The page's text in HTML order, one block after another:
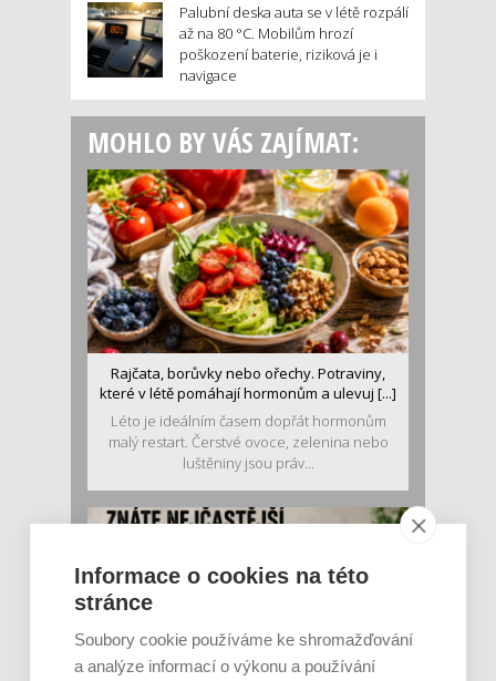
Palubní deska auta se v létě rozpálí
až na 80 °C. Mobilům hrozí
poškození baterie, riziková je i
navigace
MOHLO BY VÁS ZAJÍMAT:
Rajčata, borůvky nebo ořechy. Potraviny,
které v létě pomáhají hormonům a ulevuj [...]
Léto je ideálním časem dopřát hormonům
malý restart. Čerstvé ovoce, zelenina nebo
luštěniny jsou práv...
Informace o cookies na této
stránce
Soubory cookie používáme ke shromažďování
a analýze informací o výkonu a používání